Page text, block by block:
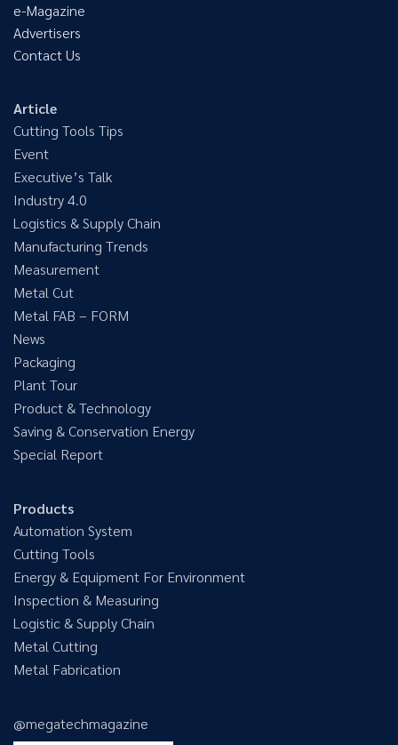
e-Magazine
Advertisers
Contact Us
Article
Cutting Tools Tips
Event
Executive’s Talk
Industry 4.0
Logistics & Supply Chain
Manufacturing Trends
Measurement
Metal Cut
Metal FAB – FORM
News
Packaging
Plant Tour
Product & Technology
Saving & Conservation Energy
Special Report
Products
Automation System
Cutting Tools
Energy & Equipment For Environment
Inspection & Measuring
Logistic & Supply Chain
Metal Cutting
Metal Fabrication
@megatechmagazine